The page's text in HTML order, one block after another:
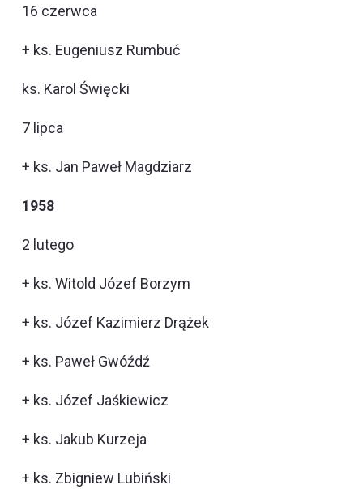
16 czerwca
+ ks. Eugeniusz Rumbuć
ks. Karol Święcki
7 lipca
+ ks. Jan Paweł Magdziarz
1958
2 lutego
+ ks. Witold Józef Borzym
+ ks. Józef Kazimierz Drążek
+ ks. Paweł Gwóźdź
+ ks. Józef Jaśkiewicz
+ ks. Jakub Kurzeja
+ ks. Zbigniew Lubiński